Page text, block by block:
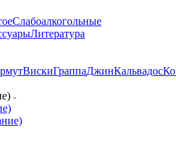
Слабоалкогольные
Литература
ВискиГраппаДжинКальвадос